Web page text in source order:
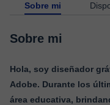
Sobre mi
Sobre mi
Hola, soy diseñador
Adobe. Durante los
área educativa,